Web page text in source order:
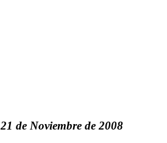
21 de Noviembre de 2008